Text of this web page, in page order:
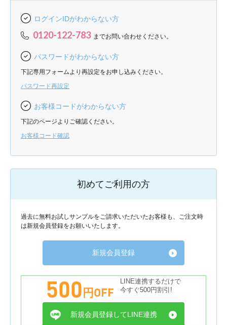
ログインIDがわからない方
0120-122-783 までお問い合わせください。
パスワードがわからない方
下記専用フォームより再設定をお申し込みください。
パスワード再設定
お客様コードがわからない方
下記のページよりご確認ください。
お客様コード確認
初めてご利用の方
過去に無料お試しサンプルをご請求いただいたお客様も、ご注文時
は新規会員登録をお願いいたします。
新規会員登録
500円OFF
LINE連携するだけで
今すぐ500円割引!
新規会員登録してLINE連携